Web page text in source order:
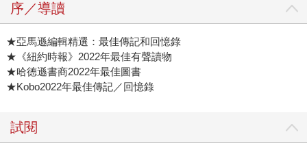
序／導讀
★亞馬遜編輯精選：最佳傳記和回憶錄
★《紐約時報》2022年最佳有聲讀物
★哈德遜書商2022年最佳圖書
★Kobo2022年最佳傳記／回憶錄
試閱